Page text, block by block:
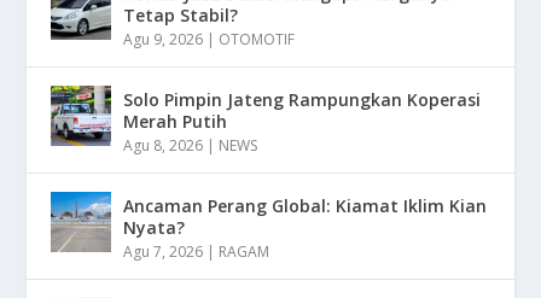
Tetap Stabil?
Agu 9, 2026 | OTOMOTIF
Solo Pimpin Jateng Rampungkan Koperasi
Merah Putih
Agu 8, 2026 | NEWS
Ancaman Perang Global: Kiamat Iklim Kian
Nyata?
Agu 7, 2026 | RAGAM